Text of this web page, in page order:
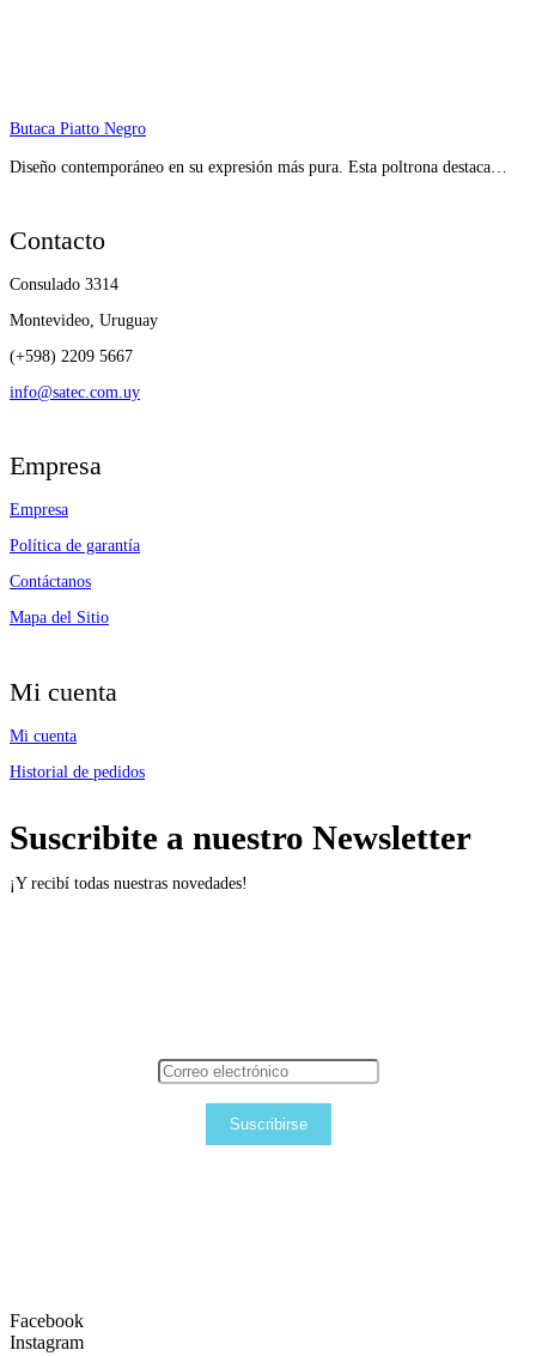
Butaca Piatto Negro
Diseño contemporáneo en su expresión más pura. Esta poltrona destaca…
Contacto
Consulado 3314
Montevideo, Uruguay
(+598) 2209 5667
info@satec.com.uy
Empresa
Empresa
Política de garantía
Contáctanos
Mapa del Sitio
Mi cuenta
Mi cuenta
Historial de pedidos
Suscribite a nuestro Newsletter
¡Y recibí todas nuestras novedades!
Suscribirse
Facebook
Instagram